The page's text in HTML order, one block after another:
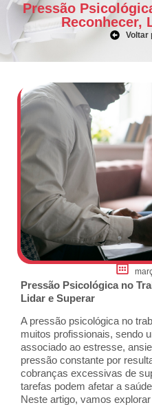
Pressão
Reconhecer,
Voltar
Pressão Psicológica no
Lidar e Superar
A pressão psicológica no
muitos profissionais, sendo
associado ao estresse,
pressão constante por
cobranças excessivas de
tarefas podem afetar a
Neste artigo, vamos